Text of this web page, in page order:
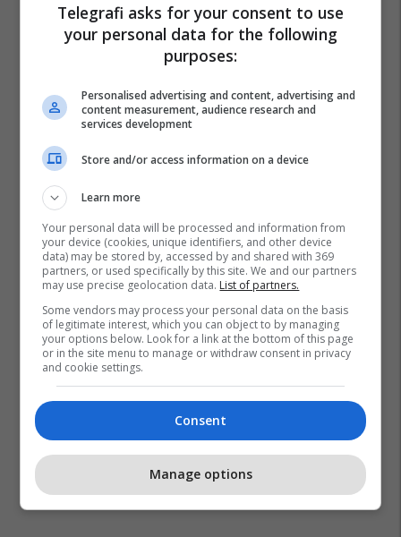
Telegrafi asks for your consent to use
your personal data for the following
purposes:
Personalised advertising and content, advertising and
content measurement, audience research and
services development
Store and/or access information on a device
Learn more
Your personal data will be processed and information from
your device (cookies, unique identifiers, and other device
data) may be stored by, accessed by and shared with 369
partners, or used specifically by this site. We and our partners
may use precise geolocation data. List of partners.
Some vendors may process your personal data on the basis
of legitimate interest, which you can object to by managing
your options below. Look for a link at the bottom of this page
or in the site menu to manage or withdraw consent in privacy
and cookie settings.
Consent
Manage options